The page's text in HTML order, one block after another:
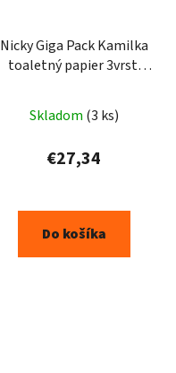
Nicky Giga Pack Kamilka
toaletný papier 3vrst.
hodnotenie
produktu
je
Skladom (3 ks)
€27,34
Do košíka